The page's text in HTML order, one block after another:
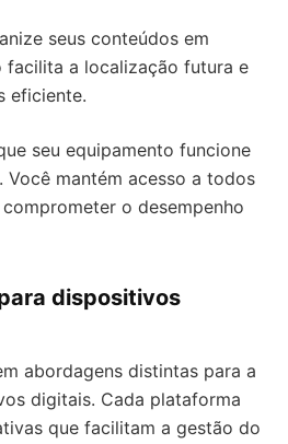
seus conteúdos em
facilita a localização futura e
eficiente.
seu equipamento funcione
Você mantém acesso a todos
o desempenho
dispositivos
abordagens distintas para a
digitais. Cada plataforma
que facilitam a gestão do